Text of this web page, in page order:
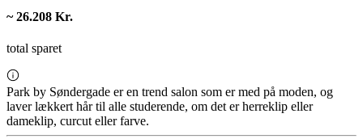
~ 26.208 Kr.
total sparet
Park by Søndergade er en trend salon som er med på moden, og
laver lækkert hår til alle studerende, om det er herreklip eller
dameklip, curcut eller farve.